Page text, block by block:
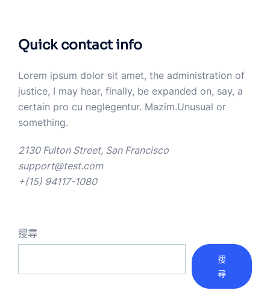
Quick contact info
Lorem ipsum dolor sit amet, the administration of
justice, I may hear, finally, be expanded on, say, a
certain pro cu neglegentur. Mazim.Unusual or
something.
2130 Fulton Street, San Francisco
support@test.com
+(15) 94117-1080
搜尋
搜
尋